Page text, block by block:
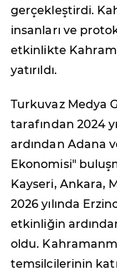
gerçekleştirdi.
insanları ve
etkinlikte
yatırıldı.
Turkuvaz Medya
tarafından 2024
ardından Adana
Ekonomisi"
Kayseri, Ankara,
2026 yılında
etkinliğin
oldu.
temsilcilerinin